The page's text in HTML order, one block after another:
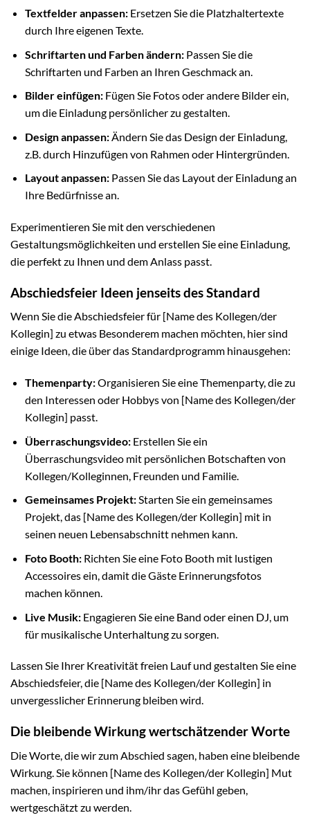
Textfelder anpassen:Ersetzen Sie die Platzhaltertexte
durch Ihre eigenen Texte.
Schriftarten und Farben ändern:Passen Sie die
Schriftarten und Farben an Ihren Geschmack an.
Bilder einfügen:Fügen Sie Fotos oder andere Bilder ein,
um die Einladung persönlicher zu gestalten.
Design anpassen:Ändern Sie das Design der Einladung,
z.B. durch Hinzufügen von Rahmen oder Hintergründen.
Layout anpassen:Passen Sie das Layout der Einladung an
Ihre Bedürfnisse an.
Experimentieren Sie mit den verschiedenen
Gestaltungsmöglichkeiten und erstellen Sie eine Einladung,
die perfekt zu Ihnen und dem Anlass passt.
Abschiedsfeier Ideen jenseits des Standard
Wenn Sie die Abschiedsfeier für [Name des Kollegen/der
Kollegin] zu etwas Besonderem machen möchten, hier sind
einige Ideen, die über das Standardprogramm hinausgehen:
Themenparty:Organisieren Sie eine Themenparty, die zu
den Interessen oder Hobbys von [Name des Kollegen/der
Kollegin] passt.
Überraschungsvideo:Erstellen Sie ein
Überraschungsvideo mit persönlichen Botschaften von
Kollegen/Kolleginnen, Freunden und Familie.
Gemeinsames Projekt:Starten Sie ein gemeinsames
Projekt, das [Name des Kollegen/der Kollegin] mit in
seinen neuen Lebensabschnitt nehmen kann.
Foto Booth:Richten Sie eine Foto Booth mit lustigen
Accessoires ein, damit die Gäste Erinnerungsfotos
machen können.
Live Musik:Engagieren Sie eine Band oder einen DJ, um
für musikalische Unterhaltung zu sorgen.
Lassen Sie Ihrer Kreativität freien Lauf und gestalten Sie eine
Abschiedsfeier, die [Name des Kollegen/der Kollegin] in
unvergesslicher Erinnerung bleiben wird.
Die bleibende Wirkung wertschätzender Worte
Die Worte, die wir zum Abschied sagen, haben eine bleibende
Wirkung. Sie können [Name des Kollegen/der Kollegin] Mut
machen, inspirieren und ihm/ihr das Gefühl geben,
wertgeschätzt zu werden.